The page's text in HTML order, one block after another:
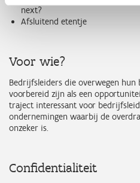
next?
Afsluitend etentje
Voor wie?
Bedrijfsleiders die overwegen
voorbereid zijn als een
traject interessant voor
ondernemingen waarbij de
onzeker is.
Confidentialiteit